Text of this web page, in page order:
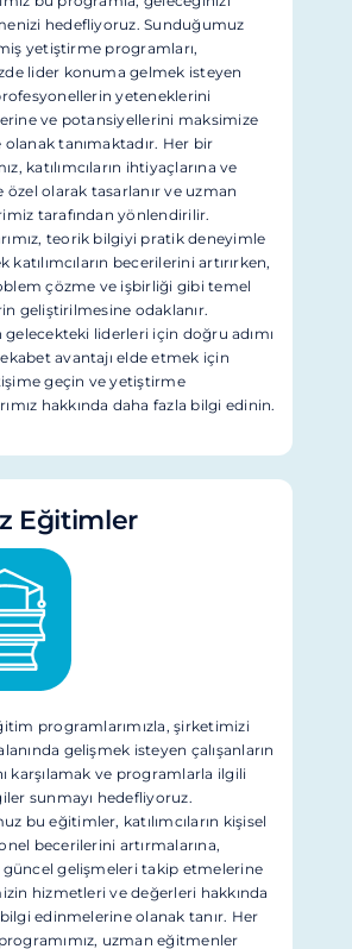
hedefliyoruz. Sunduğumuz
yetiştirme programları,
lider konuma gelmek isteyen
yeteneklerini
ve potansiyellerini maksimize
tanımaktadır. Her bir
katılımcıların ihtiyaçlarına ve
özel olarak tasarlanır ve uzman
tarafından yönlendirilir.
teorik bilgiyi pratik deneyimle
katılımcıların becerilerini artırırken,
çözme ve işbirliği gibi temel
geliştirilmesine odaklanır.
gelecekteki liderleri için doğru adımı
avantajı elde etmek için
geçin ve yetiştirme
hakkında daha fazla bilgi edinin.
Eğitimler
programlarımızla, şirketimizi
gelişmek isteyen çalışanların
karşılamak ve programlarla ilgili
sunmayı hedefliyoruz.
bu eğitimler, katılımcıların kişisel
becerilerini artırmalarına,
gelişmeleri takip etmelerine
hizmetleri ve değerleri hakkında
edinmelerine olanak tanır. Her
uzman eğitmenler